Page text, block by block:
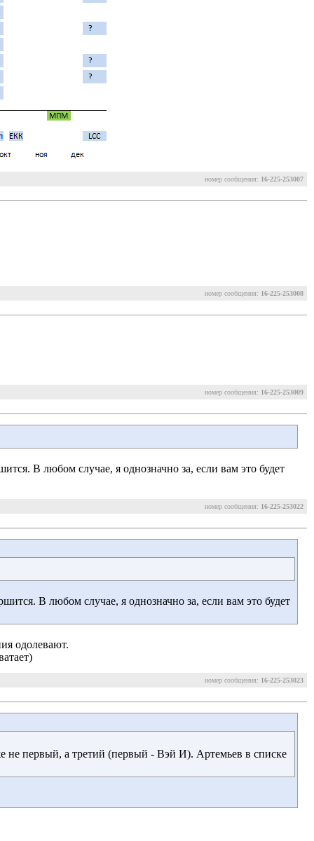
номер сообщения: 16-225-253007
номер сообщения: 16-225-253008
номер сообщения: 16-225-253009
В любом случае, я однозначно за, если вам это будет
номер сообщения: 16-225-253022
В любом случае, я однозначно за, если вам это будет
одолевают.
номер сообщения: 16-225-253023
не первый, а третий (первый - Вэй И). Артемьев в списке